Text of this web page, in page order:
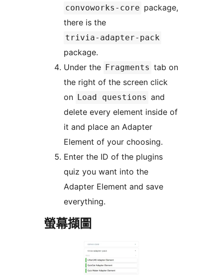
convoworks-core package,
there is the
trivia-adapter-pack
package.
Under the Fragments tab on
the right of the screen click
on Load questions and
delete every element inside of
it and place an Adapter
Element of your choosing.
Enter the ID of the plugins
quiz you want into the
Adapter Element and save
everything.
螢幕擷圖